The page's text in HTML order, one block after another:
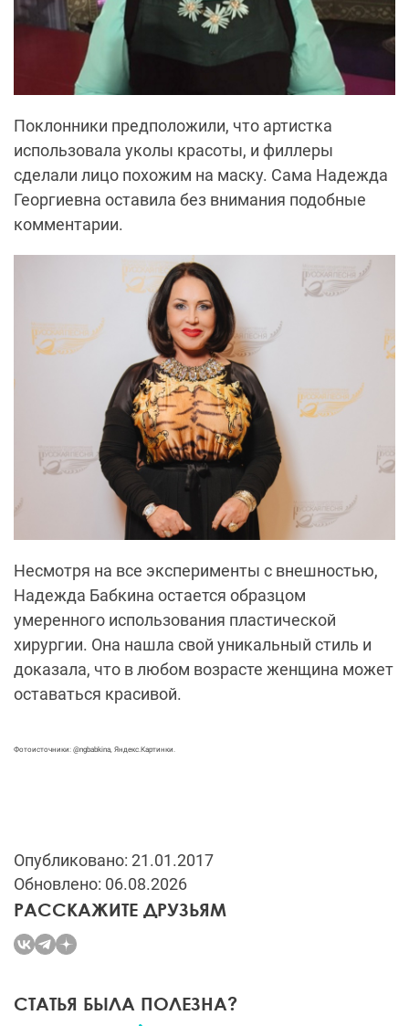
Поклонники предположили, что артистка
использовала уколы красоты, и филлеры
сделали лицо похожим на маску. Сама Надежда
Георгиевна оставила без внимания подобные
комментарии.
Несмотря на все эксперименты с внешностью,
Надежда Бабкина остается образцом
умеренного использования пластической
хирургии. Она нашла свой уникальный стиль и
доказала, что в любом возрасте женщина может
оставаться красивой.
Фотоисточники: @ngbabkina, Яндекс.Картинки.
Опубликовано: 21.01.2017
Обновлено: 06.08.2026
РАССКАЖИТЕ ДРУЗЬЯМ
СТАТЬЯ БЫЛА ПОЛЕЗНА?